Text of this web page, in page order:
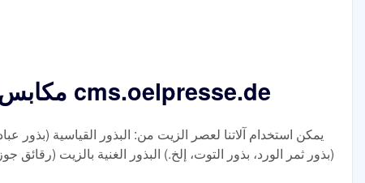
مكابس الزيت بجميع موديلاتها cms.oelpresse.de
يمكن استخدام آلاتنا لعصر الزيت من: البذور القياسية (بذور
(بذور ثمر الورد، بذور التوت، إلخ.) البذور الغنية بالزيت (رقائق